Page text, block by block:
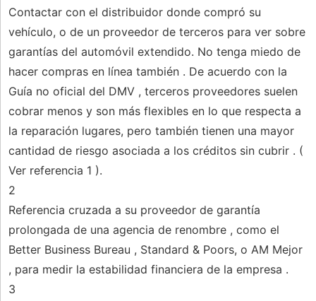
Contactar con el distribuidor donde compró su
vehículo, o de un proveedor de terceros para ver sobre
garantías del automóvil extendido. No tenga miedo de
hacer compras en línea también . De acuerdo con la
Guía no oficial del DMV , terceros proveedores suelen
cobrar menos y son más flexibles en lo que respecta a
la reparación lugares, pero también tienen una mayor
cantidad de riesgo asociada a los créditos sin cubrir . (
Ver referencia 1 ).
2
Referencia cruzada a su proveedor de garantía
prolongada de una agencia de renombre , como el
Better Business Bureau , Standard & Poors, o AM Mejor
, para medir la estabilidad financiera de la empresa .
3